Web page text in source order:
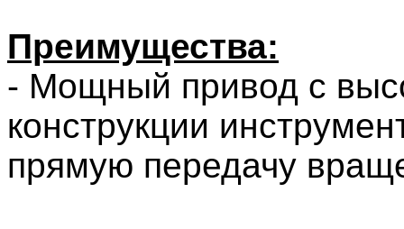
Преимущества:
- Мощный привод с
конструкции
прямую передачу